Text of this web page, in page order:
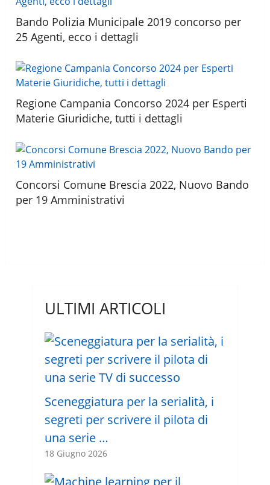
Bando Polizia Municipale 2019 concorso per
25 Agenti, ecco i dettagli
Regione Campania Concorso 2024 per Esperti
Materie Giuridiche, tutti i dettagli
Concorsi Comune Brescia 2022, Nuovo Bando
per 19 Amministrativi
ULTIMI ARTICOLI
Sceneggiatura per la serialità, i
segreti per scrivere il pilota di
una serie …
18 Giugno 2026